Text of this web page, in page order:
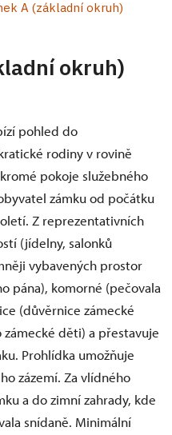
A (základní okruh)
okruh)
pohled do
rodiny v rovině
pokoje služebného
zámku od počátku
Z reprezentativních
(jídelny, salonků
vybavených prostor
pána), komorné (pečovala
(důvěrnice zámecké
děti) a přestavuje
Prohlídka umožňuje
zázemí. Za vlídného
a do zimní zahrady, kde
snídaně. Minimální